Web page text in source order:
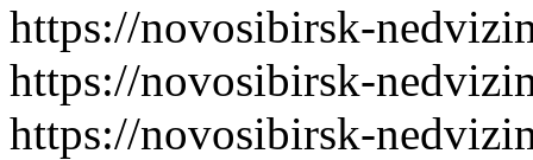
https://novosibirsk-
https://novosibirsk-
https://novosibirsk-